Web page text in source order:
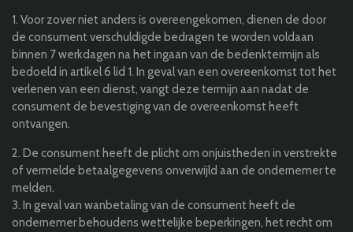
1. Voor zover niet anders is overeengekomen, dienen de door
de consument verschuldigde bedragen te worden voldaan
binnen 7 werkdagen na het ingaan van de bedenktermijn als
bedoeld in artikel 6 lid 1. In geval van een overeenkomst tot het
verlenen van een dienst, vangt deze termijn aan nadat de
consument de bevestiging van de overeenkomst heeft
ontvangen.
2. De consument heeft de plicht om onjuistheden in verstrekte
of vermelde betaalgegevens onverwijld aan de ondernemer te
melden.
3. In geval van wanbetaling van de consument heeft de
ondernemer behoudens wettelijke beperkingen, het recht om